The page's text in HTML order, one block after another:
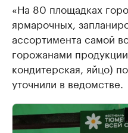
«На 80 площадках
ярмарочных,
ассортимента самой
горожанами
кондитерская, яйцо)
уточнили в ведомстве.